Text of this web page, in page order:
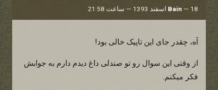
Bain — 18 اسفند 1393 — ساعت 21:58
آه، چقدر جای این تاپیک خالی بود!
از وقتی این سوال رو تو صندلی داغ دیدم دارم به جوابش
فکر میکنم.